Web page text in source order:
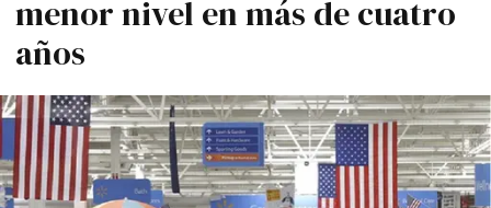
menor nivel en más de cuatro
años